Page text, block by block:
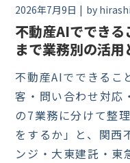
2026年7月9日 by
不動産AIででき
まで業務別の活
不動産AIでできるこ
客・問い合わせ対応
の7業務に分けて整
をするか」と、関西
ンジ・大東建託・東